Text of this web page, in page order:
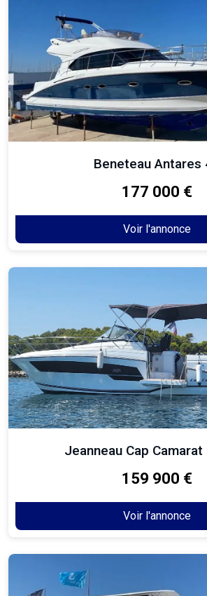
Beneteau Antares
177 000 €
Voir l'annonce
Jeanneau Cap Camarat
159 900 €
Voir l'annonce